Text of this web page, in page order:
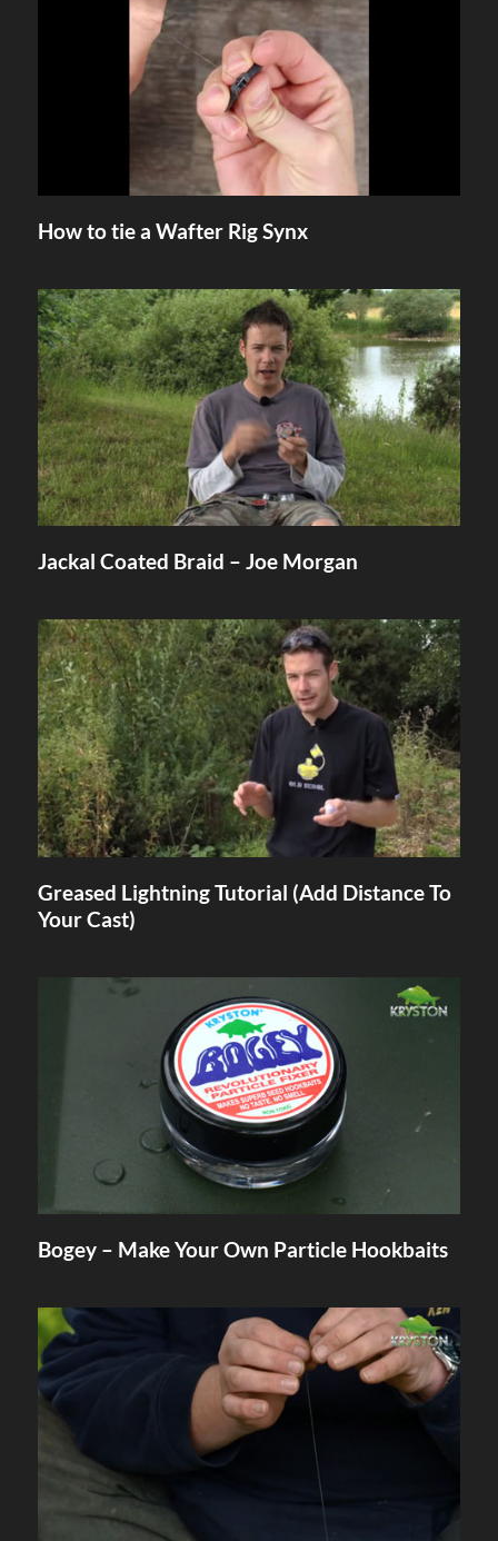
How to tie a Wafter Rig Synx
Jackal Coated Braid – Joe Morgan
Greased Lightning Tutorial (Add Distance To
Your Cast)
Bogey – Make Your Own Particle Hookbaits